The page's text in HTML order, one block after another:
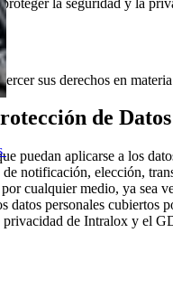
sus derechos en
de
aplicarse a los
notificación, elección,
cualquier medio, ya sea
personales cubiertos
de Intralox y el